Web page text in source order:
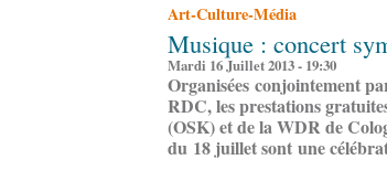
Art-Culture-Média
Musique : concert
Mardi 16 Juillet 2013 - 19:30
Organisées conjointement
RDC, les prestations
(OSK) et de la WDR de
du 18 juillet sont une